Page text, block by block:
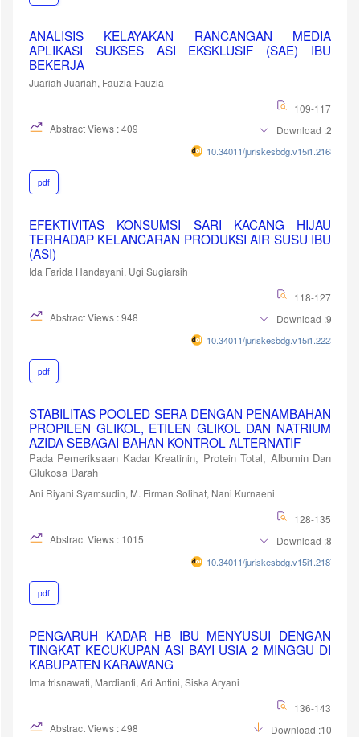
ANALISIS KELAYAKAN RANCANGAN MEDIA
APLIKASI SUKSES ASI EKSKLUSIF (SAE) IBU
BEKERJA
Juariah Juariah, Fauzia Fauzia
109-117
Abstract Views : 409
Download :275
10.34011/juriskesbdg.v15i1.2168
pdf
EFEKTIVITAS KONSUMSI SARI KACANG HIJAU
TERHADAP KELANCARAN PRODUKSI AIR SUSU IBU
(ASI)
Ida Farida Handayani, Ugi Sugiarsih
118-127
Abstract Views : 948
Download :914
10.34011/juriskesbdg.v15i1.2223
pdf
STABILITAS POOLED SERA DENGAN PENAMBAHAN
PROPILEN GLIKOL, ETILEN GLIKOL DAN NATRIUM
AZIDA SEBAGAI BAHAN KONTROL ALTERNATIF
Pada Pemeriksaan Kadar Kreatinin, Protein Total, Albumin Dan
Glukosa Darah
Ani Riyani Syamsudin, M. Firman Solihat, Nani Kurnaeni
128-135
Abstract Views : 1015
Download :899
10.34011/juriskesbdg.v15i1.2187
pdf
PENGARUH KADAR HB IBU MENYUSUI DENGAN
TINGKAT KECUKUPAN ASI BAYI USIA 2 MINGGU DI
KABUPATEN KARAWANG
Irna trisnawati, Mardianti, Ari Antini, Siska Aryani
136-143
Abstract Views : 498
Download :1060